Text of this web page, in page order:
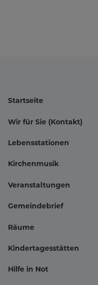
Startseite
Wir für Sie (Kontakt)
Lebensstationen
Kirchenmusik
Veranstaltungen
Gemeindebrief
Räume
Kindertagesstätten
Hilfe in Not